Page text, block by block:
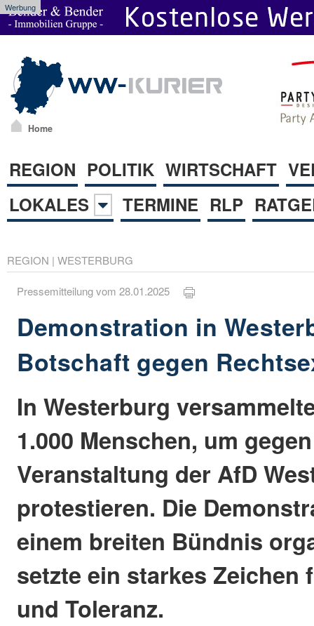
Werbung
Home
REGION POLITIK WIRTSCHAFT
LOKALES
TERMINE RLP
REGION | WESTERBURG
Pressemitteilung vom 28.01.2025
Demonstration in
Botschaft gegen
In Westerburg
1.000 Menschen, um
Veranstaltung der AfD
protestieren. Die
einem breiten Bündnis
setzte ein starkes Zeichen
und Toleranz.